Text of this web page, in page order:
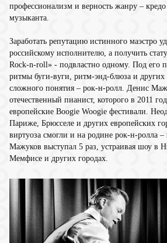
профессионализм и верность жанру –
музыканта.
Заработать репутацию истинного маэстро
российскому исполнителю, а получить
Rock-n-roll» - подвластно одному. Под его
ритмы буги-вуги, ритм-энд-блюза и других
сложного понятия – рок-н-ролл. Денис
отечественный пианист, которого в 2011
европейские Boogie Woogie фестивали.
Париже, Брюсселе и других европейских
виртуоза смогли и на родине рок-н-ролла
Мажуков выступал 5 раз, устраивая шоу в
Мемфисе и других городах.